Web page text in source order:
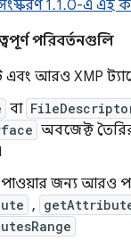
1.1.0-এ এই
পরিবর্তনগুলি
এবং আরও XMP
বা
অবজেক্ট
পাওয়ার জন্য আরও
,